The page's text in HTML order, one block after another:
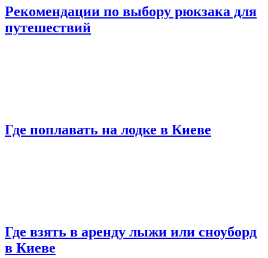
Рекомендации по выбору рюкзака для
путешествий
Где поплавать на лодке в Киеве
Где взять в аренду лыжи или сноуборд
в Киеве